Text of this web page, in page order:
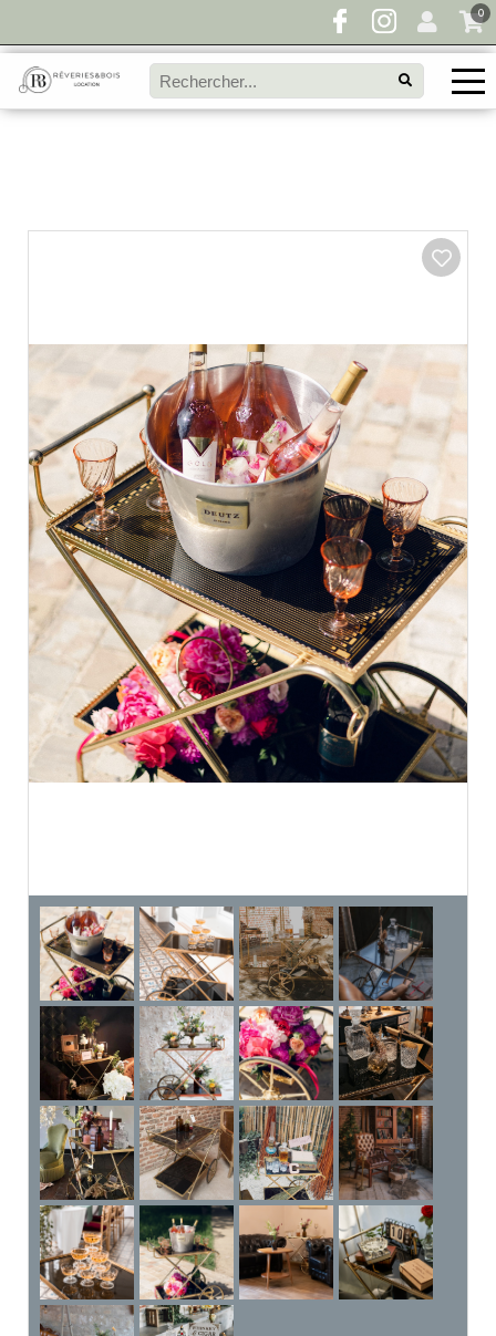
0
Pour toute demande de disponibilité, remplissez